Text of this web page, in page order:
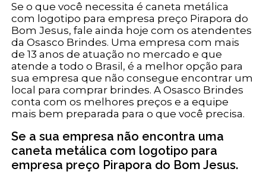
Se o que você necessita é caneta metálica
com logotipo para empresa preço Pirapora do
Bom Jesus, fale ainda hoje com os atendentes
da Osasco Brindes. Uma empresa com mais
de 13 anos de atuação no mercado e que
atende a todo o Brasil, é a melhor opção para
sua empresa que não consegue encontrar um
local para comprar brindes. A Osasco Brindes
conta com os melhores preços e a equipe
mais bem preparada para o que você precisa.
Se a sua empresa não encontra uma
caneta metálica com logotipo para
empresa preço Pirapora do Bom Jesus.